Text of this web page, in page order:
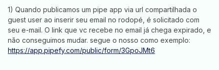
1) Quando publicamos um pipe app via url compartilhada o
guest user ao inserir seu email no rodopé, é solicitado com
seu e-mail. O link que vc recebe no email já chega expirado, e
não conseguimos mudar. segue o nosso como exemplo:
https://app.pipefy.com/public/form/3GpoJMt6